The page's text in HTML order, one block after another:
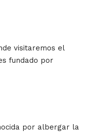
visitaremos el
fundado por
por albergar la